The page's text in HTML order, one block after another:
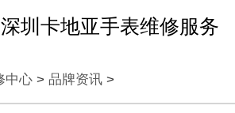
深圳卡地亚手表维修服务
中心> 品牌资讯>